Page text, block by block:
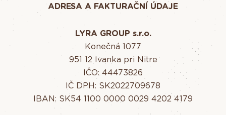
ADRESA A FAKTURAČNÍ ÚDAJE
LYRA GROUP s.r.o.
Konečná 1077
951 12 Ivanka pri Nitre
IČO: 44473826
IČ DPH: SK2022709678
IBAN: SK54 1100 0000 0029 4202 4179